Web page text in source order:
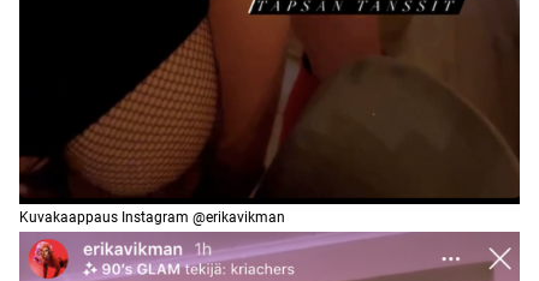
Kuvakaappaus Instagram @erikavikman